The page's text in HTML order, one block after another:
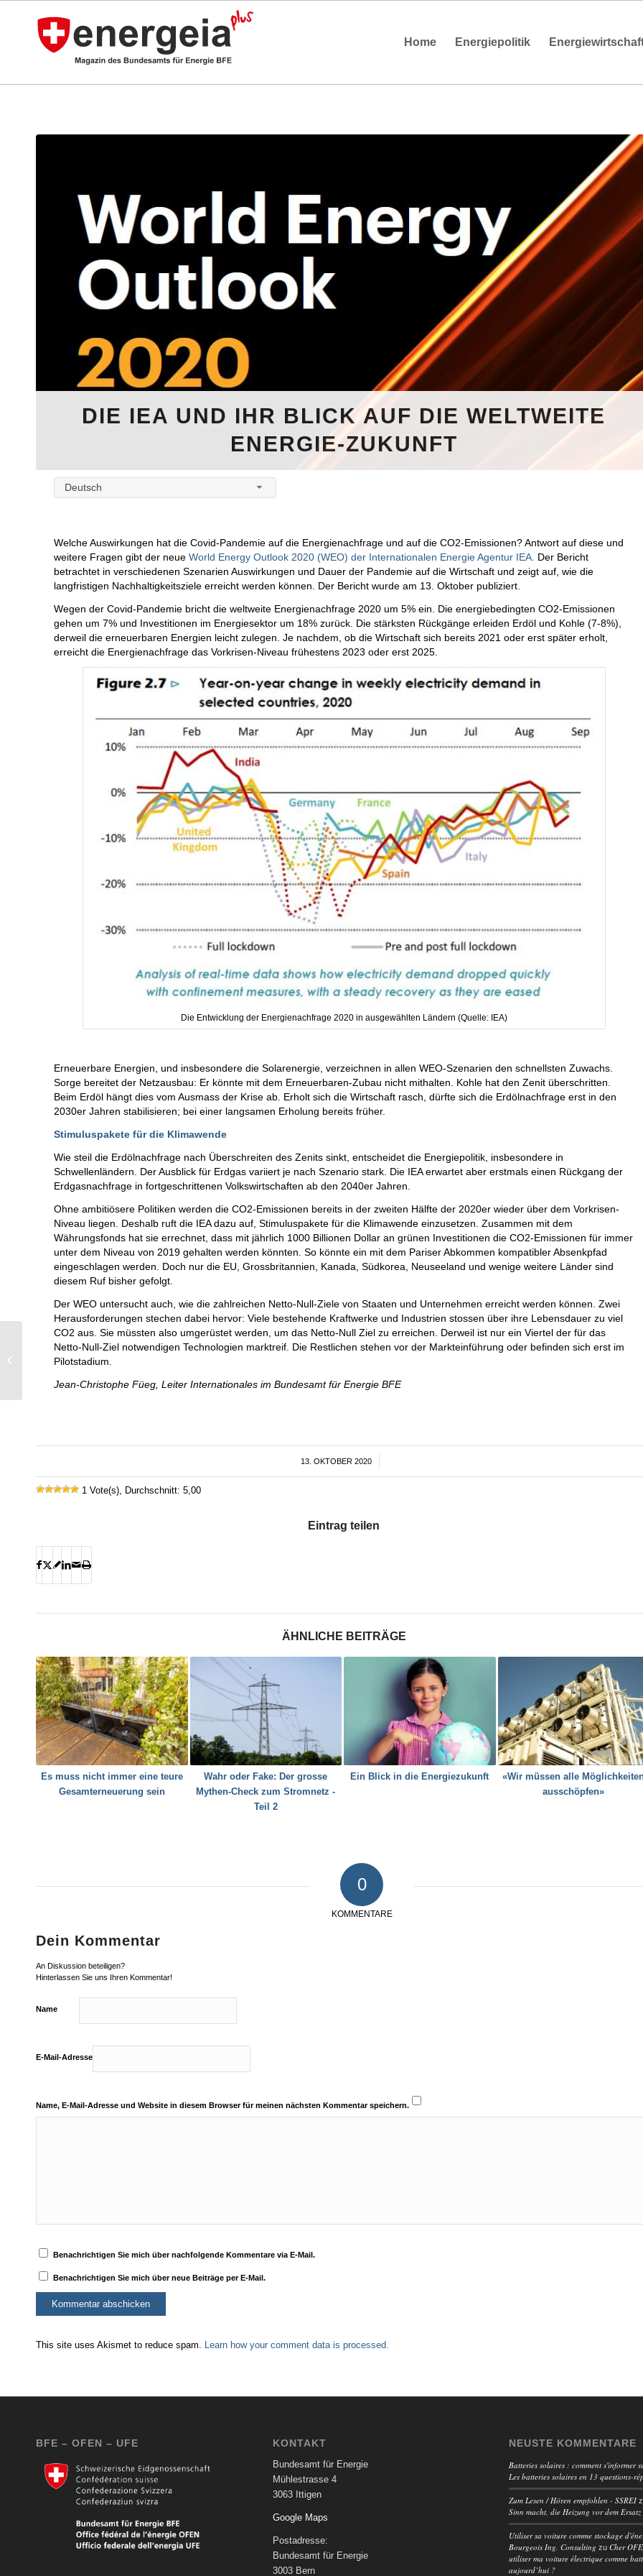
Home Energiepolitik
DIE IEA UND IHR BLICK AUF DIE WELTWEITE
ENERGIE-ZUKUNFT
Deutsch
Welche Auswirkungen hat die Covid-Pandemie auf die Energienachfrage und auf die CO2-Emissionen? Antwort auf diese und
weitere Fragen gibt der neue World Energy Outlook 2020 (WEO) der Internationalen Energie Agentur IEA. Der Bericht
betrachtet in verschiedenen Szenarien Auswirkungen und Dauer der Pandemie auf die Wirtschaft und zeigt auf, wie die
langfristigen Nachhaltigkeitsziele erreicht werden können. Der Bericht wurde am 13. Oktober publiziert.
Wegen der Covid-Pandemie bricht die weltweite Energienachfrage 2020 um 5% ein. Die energiebedingten CO2-Emissionen
gehen um 7% und Investitionen im Energiesektor um 18% zurück. Die stärksten Rückgänge erleiden Erdöl und Kohle (7-8%),
derweil die erneuerbaren Energien leicht zulegen. Je nachdem, ob die Wirtschaft sich bereits 2021 oder erst später erholt,
erreicht die Energienachfrage das Vorkrisen-Niveau frühestens 2023 oder erst 2025.
Die Entwicklung der Energienachfrage 2020 in ausgewählten Ländern (Quelle: IEA)
Erneuerbare Energien, und insbesondere die Solarenergie, verzeichnen in allen WEO-Szenarien den schnellsten Zuwachs.
Sorge bereitet der Netzausbau: Er könnte mit dem Erneuerbaren-Zubau nicht mithalten. Kohle hat den Zenit überschritten.
Beim Erdöl hängt dies vom Ausmass der Krise ab. Erholt sich die Wirtschaft rasch, dürfte sich die Erdölnachfrage erst in den
2030er Jahren stabilisieren; bei einer langsamen Erholung bereits früher.
Stimuluspakete für die Klimawende
Wie steil die Erdölnachfrage nach Überschreiten des Zenits sinkt, entscheidet die Energiepolitik, insbesondere in
Schwellenländern. Der Ausblick für Erdgas variiert je nach Szenario stark. Die IEA erwartet aber erstmals einen Rückgang der
Erdgasnachfrage in fortgeschrittenen Volkswirtschaften ab den 2040er Jahren.
Ohne ambitiösere Politiken werden die CO2-Emissionen bereits in der zweiten Hälfte der 2020er wieder über dem Vorkrisen-
Niveau liegen. Deshalb ruft die IEA dazu auf, Stimuluspakete für die Klimawende einzusetzen. Zusammen mit dem
Währungsfonds hat sie errechnet, dass mit jährlich 1000 Billionen Dollar an grünen Investitionen die CO2-Emissionen für immer
unter dem Niveau von 2019 gehalten werden könnten. So könnte ein mit dem Pariser Abkommen kompatibler Absenkpfad
eingeschlagen werden. Doch nur die EU, Grossbritannien, Kanada, Südkorea, Neuseeland und wenige weitere Länder sind
diesem Ruf bisher gefolgt.
Der WEO untersucht auch, wie die zahlreichen Netto-Null-Ziele von Staaten und Unternehmen erreicht werden können. Zwei
Herausforderungen stechen dabei hervor: Viele bestehende Kraftwerke und Industrien stossen über ihre Lebensdauer zu viel
CO2 aus. Sie müssten also umgerüstet werden, um das Netto-Null Ziel zu erreichen. Derweil ist nur ein Viertel der für das
Netto-Null-Ziel notwendigen Technologien marktreif. Die Restlichen stehen vor der Markteinführung oder befinden sich erst im
Pilotstadium.
Jean-Christophe Füeg, Leiter Internationales im Bundesamt für Energie BFE
13. OKTOBER 2020
/
1 Vote(s), Durchschnitt: 5,00
Eintrag teilen
ÄHNLICHE BEITRÄGE
Es muss nicht immer eine teure
Gesamterneuerung sein
Wahr oder Fake: Der grosse
Mythen-Check zum Stromnetz -
Teil 2
Ein Blick in die Energiezukunft
«Wir müssen alle
ausschöpfen»
0
KOMMENTARE
Dein Kommentar
An Diskussion beteiligen?
Hinterlassen Sie uns Ihren Kommentar!
Name
E-Mail-Adresse
Name, E-Mail-Adresse und Website in diesem Browser für meinen nächsten Kommentar speichern.
Benachrichtigen Sie mich über nachfolgende Kommentare via E-Mail.
Benachrichtigen Sie mich über neue Beiträge per E-Mail.
This site uses Akismet to reduce spam. Learn how your comment data is processed.
BFE – OFEN – UFE KONTAKT
Bundesamt für Energie
Mühlestrasse 4
3063 Ittigen
Google Maps
Postadresse:
Bundesamt für Energie
3003 Bern
NEUSTE KOMMENTARE
Batteries solaires : comment s'informer
Les batteries solaires en 13 questions-
Zum Lesen / Hören empfohlen - SSREI
Sinn macht, die Heizung vor dem
Utiliser sa voiture comme stockage
Bourgeois Ing. Consulting zuCher
utiliser ma voiture électrique comme
aujourd’hui ?
Assemblea generale e
giornata tecnica Swiss